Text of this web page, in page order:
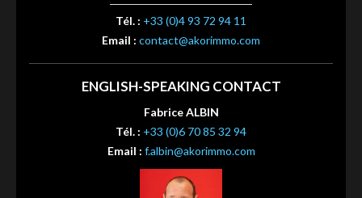
Tél. : +33 (0)4 93 72 94 11
Email : contact@akorimmo.com
ENGLISH-SPEAKING CONTACT
Fabrice ALBIN
Tél. : +33 (0)6 70 85 32 94
Email : f.albin@akorimmo.com